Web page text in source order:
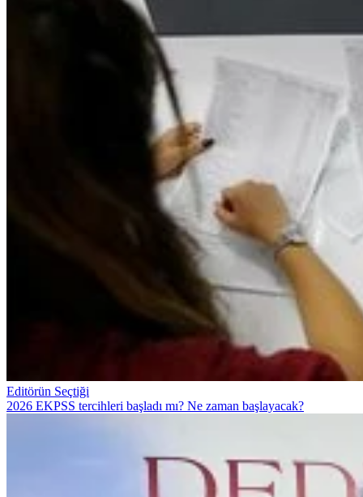
Editörün Seçtiği
2026 EKPSS tercihleri başladı mı? Ne zaman başlayacak?